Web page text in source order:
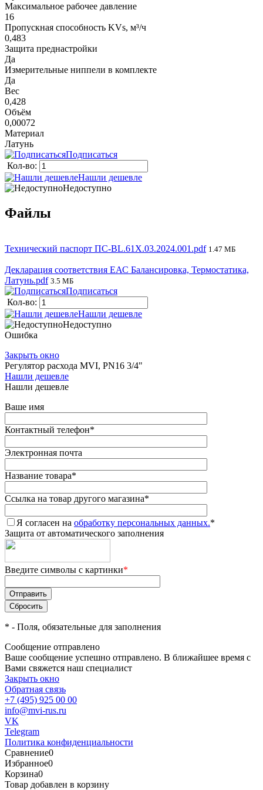
Максимальное рабочее давление
16
Пропускная способность KVs, м³/ч
0,483
Защита преднастройки
Да
Измерительные ниппели в комплекте
Да
Вес
0,428
Объём
0,00072
Материал
Латунь
Подписаться
Кол-во:
Нашли дешевле
Недоступно
Файлы
Технический паспорт ПС-BL.61X.03.2024.001.pdf 1.47 МБ
Декларация соответствия ЕАС Балансировка, Термостатика,
Латунь.pdf 3.5 МБ
Подписаться
Кол-во:
Нашли дешевле
Недоступно
Ошибка
Закрыть окно
Регулятор расхода MVI, PN16 3/4"
Нашли дешевле
Нашли дешевле
Ваше имя
Контактный телефон*
Электронная почта
Название товара*
Ссылка на товар другого магазина*
Я согласен на обработку персональных данных.*
Защита от автоматического заполнения
Введите символы с картинки*
* - Поля, обязательные для заполнения
Сообщение отправлено
Ваше сообщение успешно отправлено. В ближайшее время с
Вами свяжется наш специалист
Закрыть окно
Обратная связь
+7 (495) 925 00 00
info@mvi-rus.ru
VK
Telegram
Политика конфиденциальности
Сравнение0
Избранное0
Корзина0
Товар добавлен в корзину